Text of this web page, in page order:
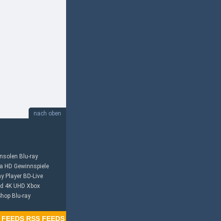
nach oben
Blu-ray
HD Gewinnspiele
Player BD-Live
4K UHD Xbox
Blu-ray
RSS FEEDS